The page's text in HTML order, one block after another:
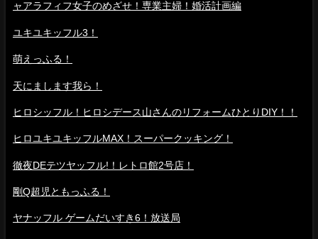
ャアラフィフ女子のめざせ！専業主婦！婚活計画編
ユキユキッフル3！
萌えっふる！
天にまします我ら！
ヒロシッフル！ヒロシデース山さんのリフォームひとりDIY！！
ヒロユキユキッフルMAX！スーパークッキング！
徹夜DEテツヤッフル!！レトロ館2号店！
剛Q超児ともっふる！
ヤナッフル ゲームだいすき6！放送局